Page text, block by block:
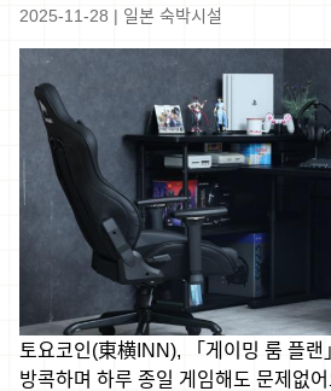
2025-11-28 | 일본 숙박시설
토요코인(東横INN), 「게이밍 룸 플랜
방콕하며 하루 종일 게임해도 문제없어